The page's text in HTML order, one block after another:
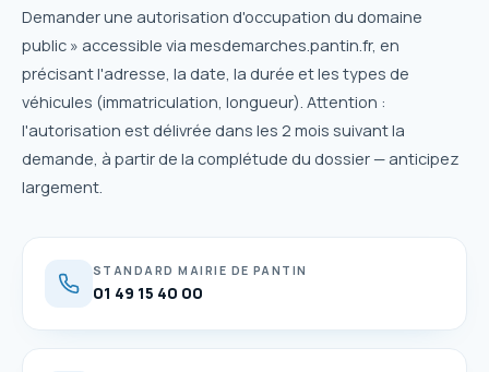
Demander une autorisation d'occupation du domaine
public » accessible via mesdemarches.pantin.fr, en
précisant l'adresse, la date, la durée et les types de
véhicules (immatriculation, longueur). Attention :
l'autorisation est délivrée dans les 2 mois suivant la
demande, à partir de la complétude du dossier — anticipez
largement.
STANDARD MAIRIE DE PANTIN
01 49 15 40 00